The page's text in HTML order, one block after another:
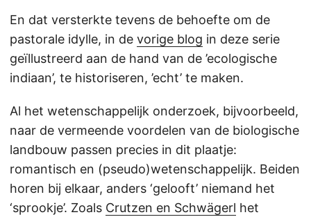
En dat versterkte tevens de behoefte om de
pastorale idylle, in de vorige blog in deze serie
geïllustreerd aan de hand van de ’ecologische
indiaan’, te historiseren, ’echt’ te maken.
Al het wetenschappelijk onderzoek, bijvoorbeeld,
naar de vermeende voordelen van de biologische
landbouw passen precies in dit plaatje:
romantisch en (pseudo)wetenschappelijk. Beiden
horen bij elkaar, anders ‘gelooft’ niemand het
‘sprookje’. Zoals Crutzen en Schwägerl het